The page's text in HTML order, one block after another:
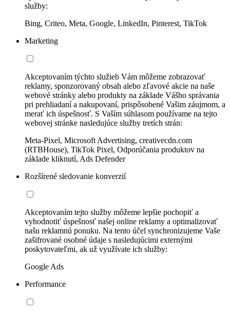
služby:
Bing, Criteo, Meta, Google, LinkedIn, Pinterest, TikTok
Marketing
Akceptovaním týchto služieb Vám môžeme zobrazovať
reklamy, sponzorovaný obsah alebo zľavové akcie na naše
webové stránky alebo produkty na základe Vášho správania
pri prehliadaní a nakupovaní, prispôsobené Vašim záujmom, a
merať ich úspešnosť. S Vaším súhlasom používame na tejto
webovej stránke nasledujúce služby tretích strán:
Meta-Pixel, Microsoft Advertising, creativecdn.com
(RTBHouse), TikTok Pixel, Odporúčania produktov na
základe kliknutí, Ads Defender
Rozšírené sledovanie konverzií
Akceptovaním tejto služby môžeme lepšie pochopiť a
vyhodnotiť úspešnosť našej online reklamy a optimalizovať
našu reklamnú ponuku. Na tento účel synchronizujeme Vaše
zašifrované osobné údaje s nasledujúcimi externými
poskytovateľmi, ak už využívate ich služby:
Google Ads
Performance